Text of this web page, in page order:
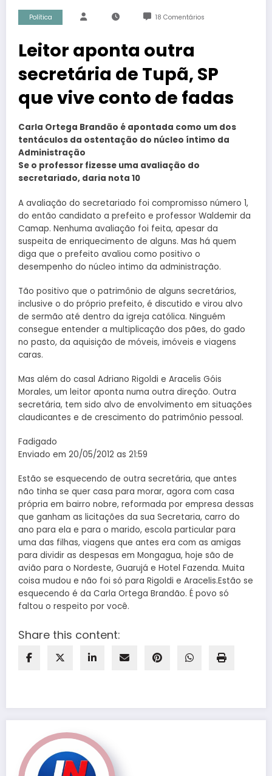
Política 18 Comentários
Leitor aponta outra
secretária de Tupã, SP
que vive conto de fadas
Carla Ortega Brandão é apontada como um dos
tentáculos da ostentação do núcleo íntimo da
Administração
Se o professor fizesse uma avaliação do
secretariado, daria nota 10
A avaliação do secretariado foi compromisso número 1,
do então candidato a prefeito e professor Waldemir da
Camap. Nenhuma avaliação foi feita, apesar da
suspeita de enriquecimento de alguns. Mas há quem
diga que o prefeito avaliou como positivo o
desempenho do núcleo intimo da administração.
Tão positivo que o patrimônio de alguns secretários,
inclusive o do próprio prefeito, é discutido e virou alvo
de sermão até dentro da igreja católica. Ninguém
consegue entender a multiplicação dos pães, do gado
no pasto, da aquisição de móveis, imóveis e viagens
caras.
Mas além do casal Adriano Rigoldi e Aracelis Góis
Morales, um leitor aponta numa outra direção. Outra
secretária, tem sido alvo de envolvimento em situações
claudicantes e de crescimento do patrimônio pessoal.
Fadigado
Enviado em 20/05/2012 as 21:59
Estão se esquecendo de outra secretária, que antes
não tinha se quer casa para morar, agora com casa
própria em bairro nobre, reformada por empresa dessas
que ganham as licitações da sua Secretaria, carro do
ano para ela e para o marido, escola particular para
uma das filhas, viagens que antes era com as amigas
para dividir as despesas em Mongagua, hoje são de
avião para o Nordeste, Guarujá e Hotel Fazenda. Muita
coisa mudou e não foi só para Rigoldi e Aracelis.Estão se
esquecendo é da Carla Ortega Brandão. É povo só
faltou o respeito por você.
Share this content: